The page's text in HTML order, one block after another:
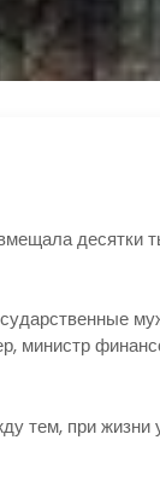
десятки
министр
тем, при